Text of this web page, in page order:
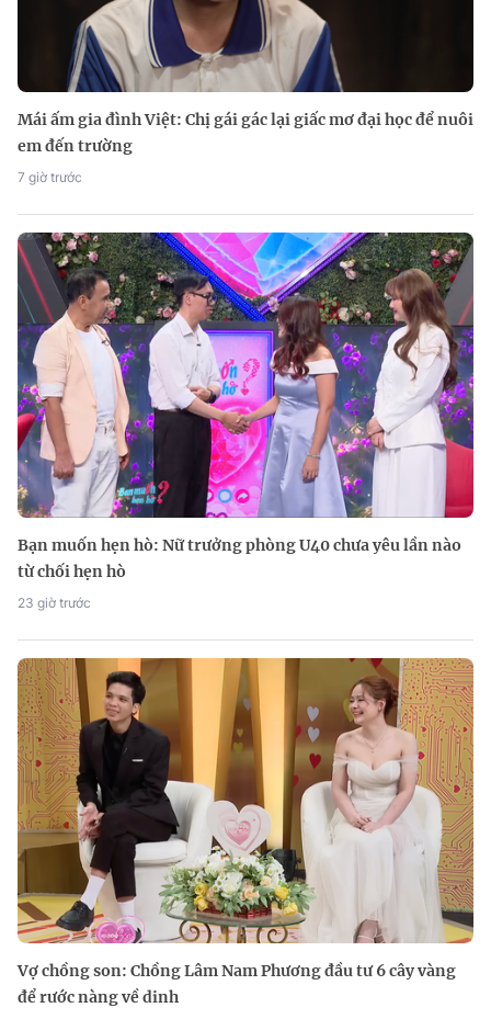
Mái ấm gia đình Việt: Chị gái gác lại giấc mơ đại học để nuôi
em đến trường
7 giờ trước
Bạn muốn hẹn hò: Nữ trưởng phòng U40 chưa yêu lần nào
từ chối hẹn hò
23 giờ trước
Vợ chồng son: Chồng Lâm Nam Phương đầu tư 6 cây vàng
để rước nàng về dinh